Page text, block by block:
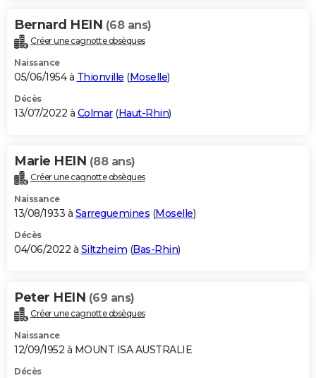
Bernard HEIN (68 ans)
Créer une cagnotte obsèques
Naissance
05/06/1954 à Thionville (Moselle)
Décès
13/07/2022 à Colmar(Haut-Rhin)
Marie HEIN (88 ans)
Créer une cagnotte obsèques
Naissance
13/08/1933 à Sarreguemines (Moselle)
Décès
04/06/2022 à Siltzheim (Bas-Rhin)
Peter HEIN (69 ans)
Créer une cagnotte obsèques
Naissance
12/09/1952 à MOUNT ISA AUSTRALIE
Décès